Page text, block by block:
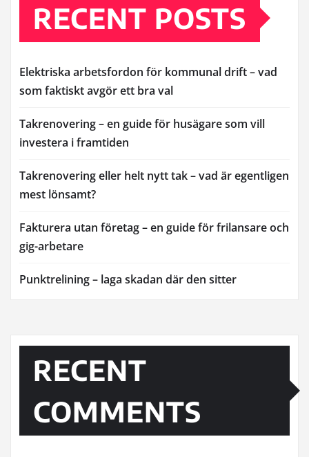
RECENT POSTS
Elektriska arbetsfordon för kommunal drift – vad
som faktiskt avgör ett bra val
Takrenovering – en guide för husägare som vill
investera i framtiden
Takrenovering eller helt nytt tak – vad är egentligen
mest lönsamt?
Fakturera utan företag – en guide för frilansare och
gig-arbetare
Punktrelining – laga skadan där den sitter
RECENT
COMMENTS